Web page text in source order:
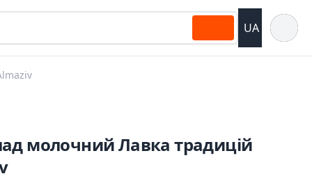
UA
молочний Лавка традицій